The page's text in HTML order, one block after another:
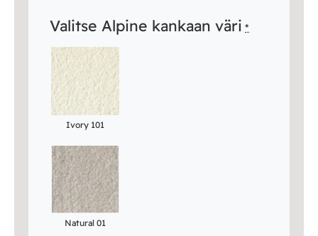
Valitse Alpine kankaan väri *
Ivory 101
Natural 01